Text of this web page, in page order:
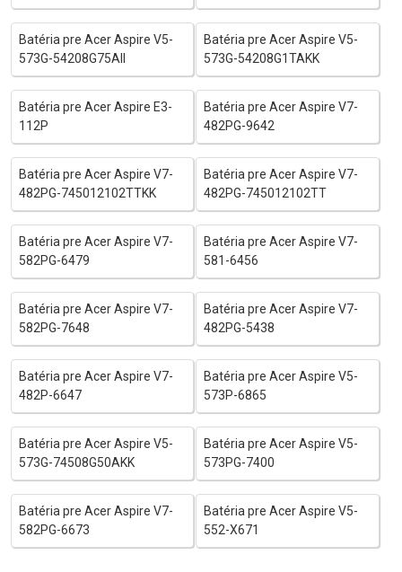
Batéria pre Acer Aspire V5-
573G-54208G75AII
Batéria pre Acer Aspire V5-
573G-54208G1TAKK
Batéria pre Acer Aspire E3-
112P
Batéria pre Acer Aspire V7-
482PG-9642
Batéria pre Acer Aspire V7-
482PG-745012102TTKK
Batéria pre Acer Aspire V7-
482PG-745012102TT
Batéria pre Acer Aspire V7-
582PG-6479
Batéria pre Acer Aspire V7-
581-6456
Batéria pre Acer Aspire V7-
582PG-7648
Batéria pre Acer Aspire V7-
482PG-5438
Batéria pre Acer Aspire V7-
482P-6647
Batéria pre Acer Aspire V5-
573P-6865
Batéria pre Acer Aspire V5-
573G-74508G50AKK
Batéria pre Acer Aspire V5-
573PG-7400
Batéria pre Acer Aspire V7-
582PG-6673
Batéria pre Acer Aspire V5-
552-X671